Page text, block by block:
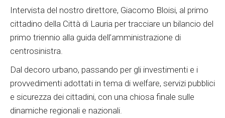
Intervista del nostro direttore, Giacomo Bloisi, al primo
cittadino della Città di Lauria per tracciare un bilancio del
primo triennio alla guida dell’amministrazione di
centrosinistra.
Dal decoro urbano, passando per gli investimenti e i
provvedimenti adottati in tema di welfare, servizi pubblici
e sicurezza dei cittadini, con una chiosa finale sulle
dinamiche regionali e nazionali.